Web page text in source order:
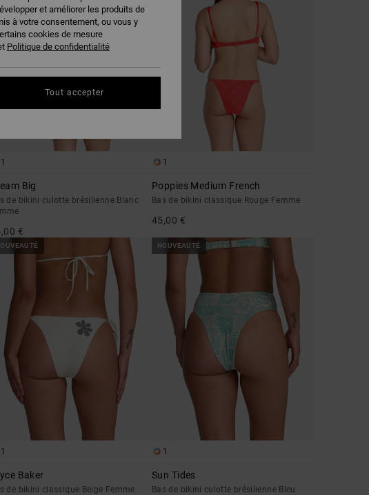
1
Big
de bikini culotte brésilienne Blanc
€
1
Poppies Medium French
Bas de bikini classique Rouge Femme
45,00 €
1
Baker
de bikini classique Beige Femme
NOUVEAUTÉ
1
Sun Tides
Bas de bikini culotte brésilienne Bleu
et améliorer les produits de
à votre consentement, ou vous y
cookies de mesure
Politique de confidentialité
Tout accepter